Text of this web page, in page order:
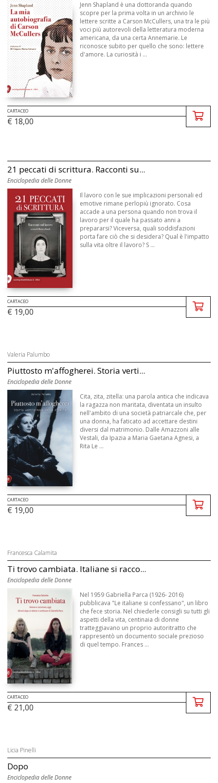
Jenn Shapland è una dottoranda quando
scopre per la prima volta in un archivio le
lettere scritte a Carson McCullers, una tra le più
voci più autorevoli della letteratura moderna
americana, da una certa Annemarie. Le
riconosce subito per quello che sono: lettere
d'amore. La curiosità i ...
CARTACEO
€ 18,00
21 peccati di scrittura. Racconti su...
Enciclopedia delle Donne
Il lavoro con le sue implicazioni personali ed
emotive rimane perlopiù ignorato. Cosa
accade a una persona quando non trova il
lavoro per il quale ha passato anni a
prepararsi? Viceversa, quali soddisfazioni
porta fare ciò che si desidera? Qual è l'impatto
sulla vita oltre il lavoro? S ...
CARTACEO
€ 19,00
Valeria Palumbo
Piuttosto m'affogherei. Storia verti...
Enciclopedia delle Donne
Cita, zita, zitella: una parola antica che indicava
la ragazza non maritata, diventata un insulto
nell'ambito di una società patriarcale che, per
una donna, ha faticato ad accettare destini
diversi dal matrimonio. Dalle Amazzoni alle
Vestali, da Ipazia a Maria Gaetana Agnesi, a
Rita Le ...
CARTACEO
€ 19,00
Francesca Calamita
Ti trovo cambiata. Italiane si racco...
Enciclopedia delle Donne
Nel 1959 Gabriella Parca (1926- 2016)
pubblicava "Le italiane si confessano", un libro
che fece storia. Nel chiederle consigli su tutti gli
aspetti della vita, centinaia di donne
tratteggiavano un proprio autoritratto che
rappresentò un documento sociale prezioso
di quel tempo. Frances ...
CARTACEO
€ 21,00
Licia Pinelli
Dopo
Enciclopedia delle Donne